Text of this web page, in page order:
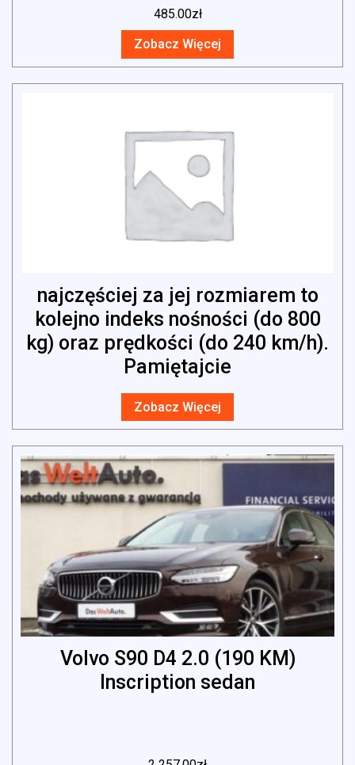
485.00zł
Zobacz Więcej
najczęściej za jej rozmiarem to
kolejno indeks nośności (do 800
kg) oraz prędkości (do 240 km/h).
Pamiętajcie
Zobacz Więcej
Volvo S90 D4 2.0 (190 KM)
Inscription sedan